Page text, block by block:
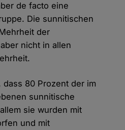
de facto eine
Die sunnitischen
der
nicht in allen
dass 80 Prozent der im
sunnitische
sie wurden mit
und mit